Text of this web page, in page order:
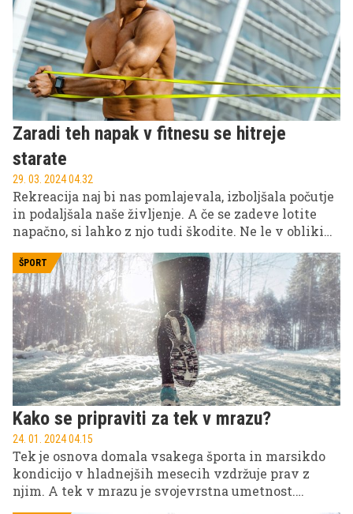
Zaradi teh napak v fitnesu se hitreje
starate
29. 03. 2024 04.32
Rekreacija naj bi nas pomlajevala, izboljšala počutje
in podaljšala naše življenje. A če se zadeve lotite
napačno, si lahko z njo tudi škodite. Ne le v obliki
hitreje starate.
ŠPORT
Kako se pripraviti za tek v mrazu?
24. 01. 2024 04.15
Tek je osnova domala vsakega športa in marsikdo
kondicijo v hladnejših mesecih vzdržuje prav z
njim. A tek v mrazu je svojevrstna umetnost.